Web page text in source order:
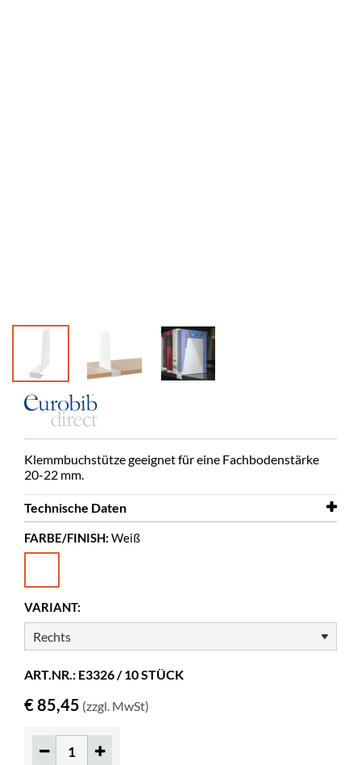
Klemmbuchstütze geeignet für eine Fachbodenstärke
20-22 mm.
Technische Daten
Tiefe
140 mm
Material
lackiertes Metall
FARBE/FINISH: Weiß
VARIANT:
ART.NR.: E3326 / 10 STÜCK
€ 85,45 (zzgl. MwSt)